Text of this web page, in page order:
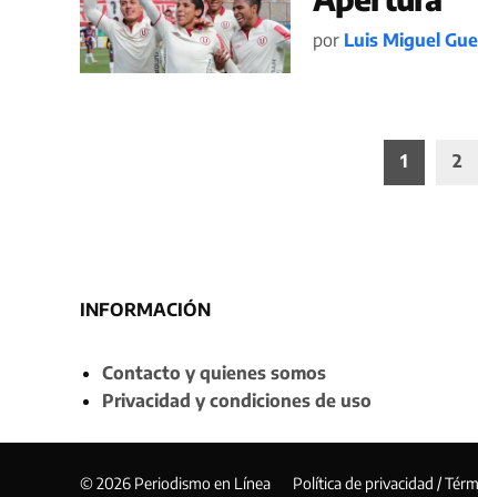
por Luis Miguel
1 2
INFORMACIÓN
Contacto y quienes somos
Privacidad y condiciones de uso
© 2026 Periodismo en Línea Política de privacidad /